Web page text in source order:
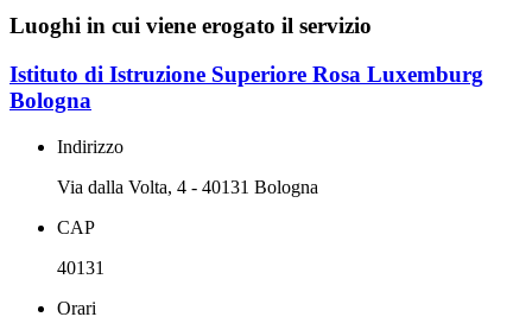
Luoghi in cui viene erogato il servizio
Istituto di Istruzione Superiore Rosa Luxemburg
Bologna
Indirizzo
Via dalla Volta, 4 - 40131 Bologna
CAP
40131
Orari